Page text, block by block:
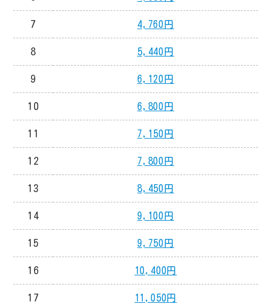
7 4,760円
8 5,440円
9 6,120円
10 6,800円
11 7,150円
12 7,800円
13 8,450円
14 9,100円
15 9,750円
16 10,400円
17 11,050円